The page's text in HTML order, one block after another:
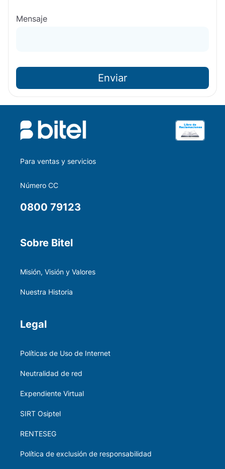
Mensaje
Enviar
Para ventas y servicios
Número CC
0800 79123
Sobre Bitel
Misión, Visión y Valores
Nuestra Historia
Legal
Políticas de Uso de Internet
Neutralidad de red
Expendiente Virtual
SIRT Osiptel
RENTESEG
Política de exclusión de responsabilidad